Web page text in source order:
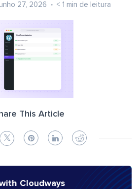
27, 2026 < 1 min de leitura
This Article
Cloudways